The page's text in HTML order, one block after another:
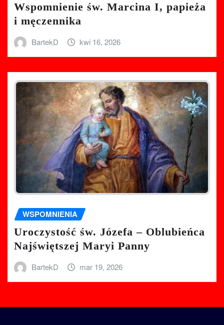
Wspomnienie św. Marcina I, papieża
i męczennika
BartekD kwi 16, 2026
WSPOMNIENIA
Uroczystość św. Józefa – Oblubieńca
Najświętszej Maryi Panny
BartekD mar 19, 2026